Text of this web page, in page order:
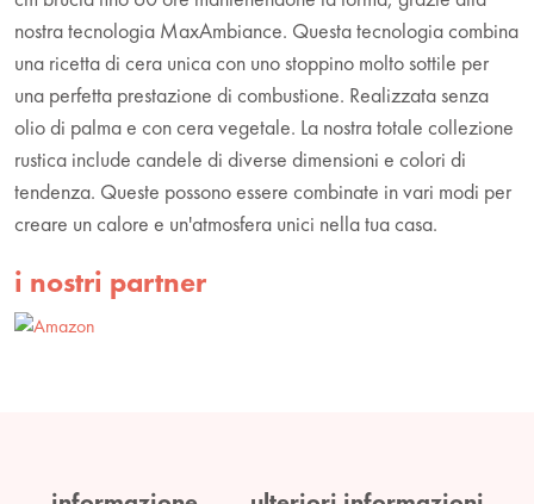
nostra tecnologia MaxAmbiance. Questa tecnologia combina
una ricetta di cera unica con uno stoppino molto sottile per
una perfetta prestazione di combustione. Realizzata senza
olio di palma e con cera vegetale. La nostra totale collezione
rustica include candele di diverse dimensioni e colori di
tendenza. Queste possono essere combinate in vari modi per
creare un calore e un'atmosfera unici nella tua casa.
i nostri partner